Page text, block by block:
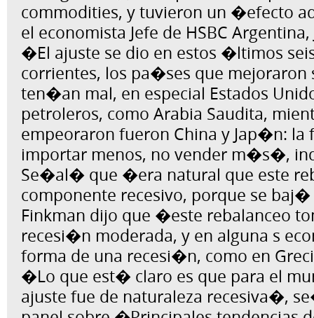
commodities, y tuvieron un �efecto
el economista Jefe de HSBC
�El ajuste se dio en estos �ltimos
corrientes, los pa�ses que mejoraron
ten�an mal, en especial Estados
petroleros, como Arabia Saudita,
empeoraron fueron China y Jap�n: la
importar menos, no vender m�s�,
Se�al� que �era natural que este
componente recesivo, porque se
Finkman dijo que �este rebalanceo
recesi�n moderada, y en alguna s
forma de una recesi�n, como en
�Lo que est� claro es que para el
ajuste fue de naturaleza recesiva�,